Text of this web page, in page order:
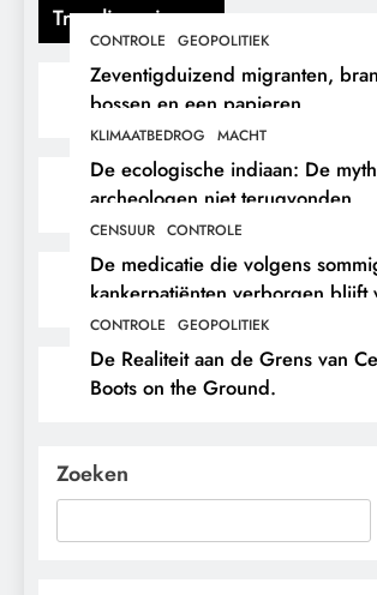
Trending nieuws
CONTROLE GEOPOLITIEK
Zeventigduizend migranten,
bossen en een papieren
stikstofwerkelijkheid.
KLIMAATBEDROG MACHT
De ecologische indiaan: De
archeologen niet terugvonden.
CENSUUR CONTROLE
De medicatie die volgens
kankerpatiënten verborgen blijft
hun eigen arts.
CONTROLE GEOPOLITIEK
De Realiteit aan de Grens van
Boots on the Ground.
Zoeken